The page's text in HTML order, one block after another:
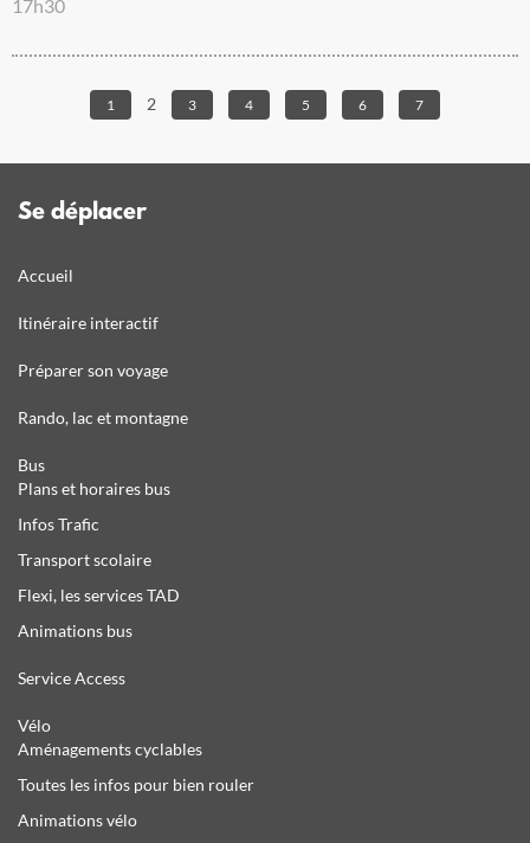
17h30
1 2 3 4 5 6 7
Se déplacer
Accueil
Itinéraire interactif
Préparer son voyage
Rando, lac et montagne
Bus
Plans et horaires bus
Infos Trafic
Transport scolaire
Flexi, les services TAD
Animations bus
Service Access
Vélo
Aménagements cyclables
Toutes les infos pour bien rouler
Animations vélo